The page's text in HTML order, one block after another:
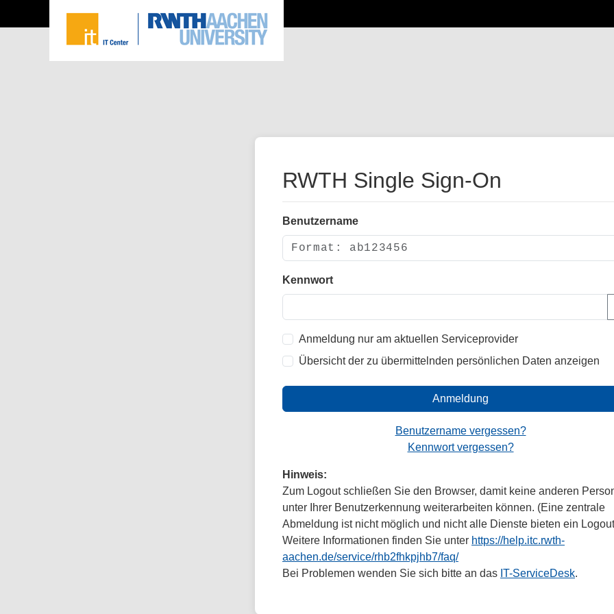
RWTH Single Sign-On
Benutzername
Kennwort
Anmeldung nur am aktuellen Serviceprovider
Übersicht der zu übermittelnden persönlichen Daten anzeigen
Anmeldung
Benutzername vergessen?
Kennwort vergessen?
Hinweis:
Zum Logout schließen Sie den Browser, damit keine anderen
unter Ihrer Benutzerkennung weiterarbeiten können. (Eine zentrale
Abmeldung ist nicht möglich und nicht alle Dienste bieten ein
Weitere Informationen finden Sie unter https://help.itc.rwth-
aachen.de/service/rhb2fhkpjhb7/faq/
Bei Problemen wenden Sie sich bitte an das IT-ServiceDesk.